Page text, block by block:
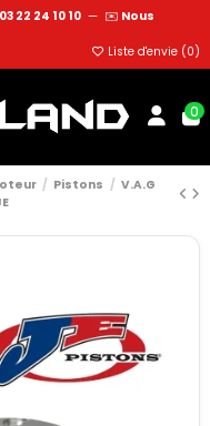
22 24 10 10 — ✉️ Nous
Liste d'envie (0)
0
Pistons
V.A.G